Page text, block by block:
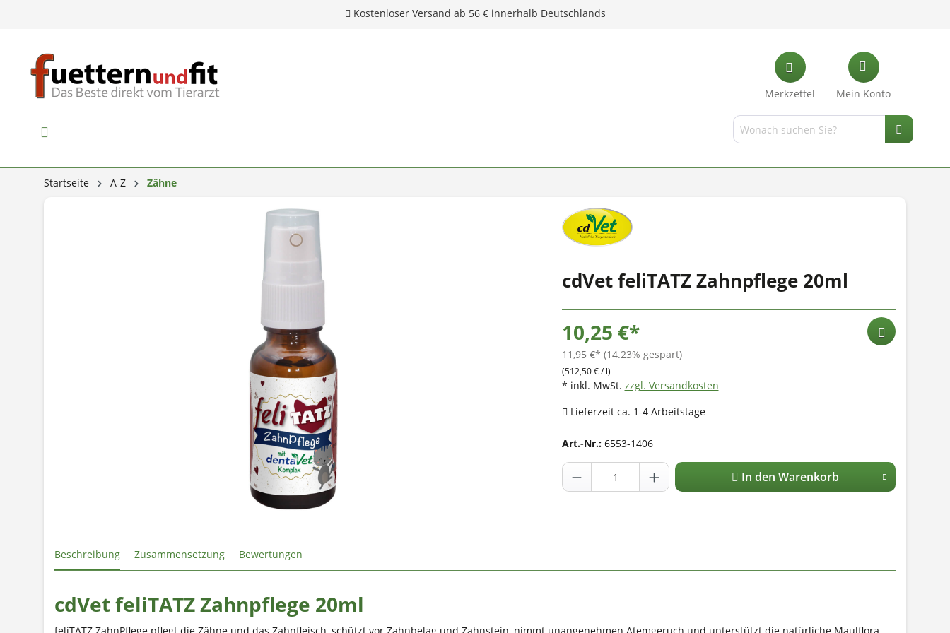
Kostenloser Versand ab 56 € innerhalb Deutschlands
Merkzettel Mein Konto
Startseite A-Z Zähne
cdVet feliTATZ Zahnpflege 20ml
10,25 €*
11,95 €* (14.23% gespart)
(512,50 € / l)
* inkl. MwSt. zzgl. Versandkosten
Lieferzeit ca. 1-4 Arbeitstage
Art.-Nr.: 6553-1406
In den Warenkorb
Beschreibung Zusammensetzung Bewertungen
cdVet feliTATZ Zahnpflege 20ml